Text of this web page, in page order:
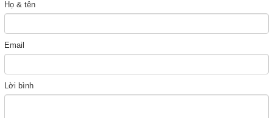
Họ & tên
Email
Lời bình